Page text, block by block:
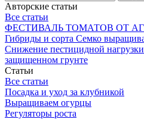
Авторские статьи
Все статьи
ФЕСТИВАЛЬ ТОМАТОВ ОТ
Гибриды и сорта Семко
Снижение пестицидной
защищенном грунте
Статьи
Все статьи
Посадка и уход за клубникой
Выращиваем огурцы
Регуляторы роста